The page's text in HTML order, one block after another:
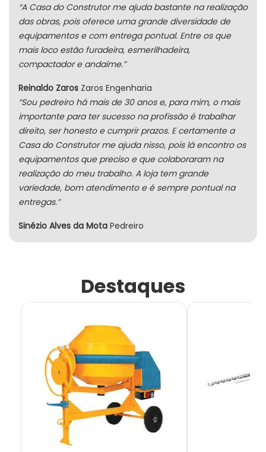
“A Casa do Construtor me ajuda bastante na realização
das obras, pois oferece uma grande diversidade de
equipamentos e com entrega pontual. Entre os que
mais loco estão furadeira, esmerilhadeira,
compactador e andaime.”
Reinaldo Zaros Zaros Engenharia
“Sou pedreiro há mais de 30 anos e, para mim, o mais
importante para ter sucesso na profissão é trabalhar
direito, ser honesto e cumprir prazos. E certamente a
Casa do Construtor me ajuda nisso, pois lá encontro os
equipamentos que preciso e que colaboraram na
realização do meu trabalho. A loja tem grande
variedade, bom atendimento e é sempre pontual na
entregas.”
Sinézio Alves da Mota Pedreiro
Destaques